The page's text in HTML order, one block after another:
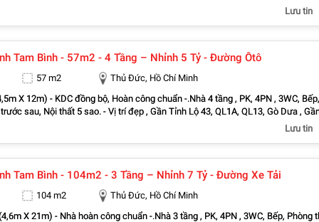
, Gần Chợ Đầu Mối Nông Sản Thủ Đức, Chợ Tam Bình, Chợ Bình Chiểu, Bách
2, KCN Đồng An, KCN Bình Chiểu, KCN Sóng
Lưu tin
Tam Bình - 57m2 - 4 Tầng – Nhỉnh 5 Tỷ - Đường Ôtô
57 m2
Thủ Đức, Hồ Chí Minh
X 12m) - KDC đồng bộ, Hoàn công chuẩn -.Nhà 4 tầng , PK, 4PN , 3WC, Bếp,
sau, Nội thất 5 sao. - Vị trí đẹp , Gần Tỉnh Lộ 43, QL1A, QL13, Gò Dưa ,
Sản Thủ Đức, Chợ Tam Bình, Chợ Bình Chiểu, Bách Hóa Xanh, Co.op Food,
Lưu tin
Nhà Phố Xinh Tam Bình - 104m2 - 3 Tầng – Nhỉnh 7 Tỷ - Đường Xe Tải
104 m2
Thủ Đức, Hồ Chí Minh
X 21m) - Nhà hoàn công chuẩn -.Nhà 3 tầng , PK, 4PN , 3WC, Bếp, Phòng